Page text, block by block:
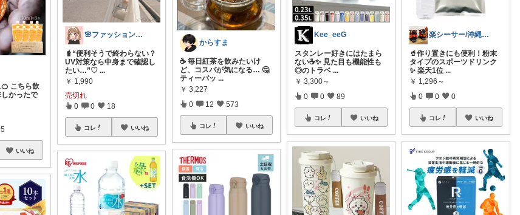
こちら飲
かったで
いいね
🌸ファッションハナコの可愛さラボ🌸
🧋“便利そうで終わらない？
UV対策なら中身まで確認し
たい…”♡ ...
￥ 1,990
売切れ
0 0 18
コレ いいね
からすま
☕ 毎日紅茶を飲みたいけ
ど、コスパが気になる… 🤔
ティーバッ ...
￥ 3,227
0 12 573
コレ いいね
Kee_eeG
スタンレー好きにはたまら
ない☕️✨ 見た目も機能性も
◎のトラベ ...
￥ 3,300～
0 0 89
コレ いいね
楽シーサー/沖縄好きのおすすめROOM
🥤作り置きにも便利！粉末
タイプのスポーツドリンク
✨ 楽天1位 ...
￥ 1,296～
0 0 0
コレ いいね